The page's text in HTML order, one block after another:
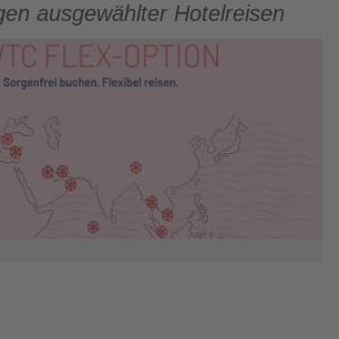
ausgewählter Hotelreisen